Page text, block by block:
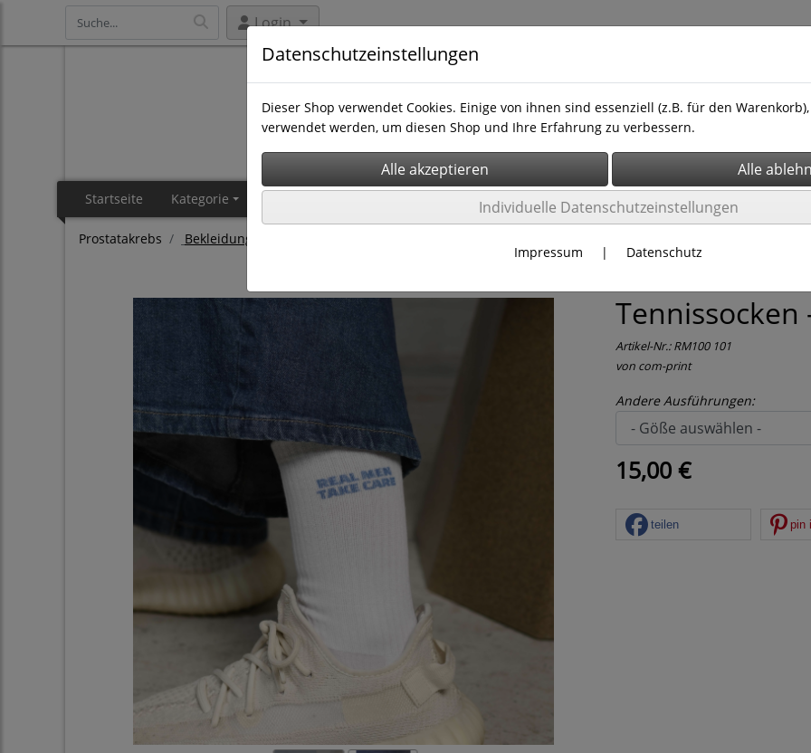
Login
Startseite Kategorie Über uns Hilfe & Kontakt
Prostatakrebs Bekleidung Blue
Tennissocken
Artikel-Nr.:RM100 101
von com-print
Andere Ausführungen:
15,00 €
teilen pin
Datenschutzeinstellungen
Dieser Shop verwendet Cookies. Einige von ihnen sind essenziell (z.B. für den
verwendet werden, um diesen Shop und Ihre Erfahrung zu verbessern.
Individuelle Datenschutzeinstellungen
Impressum | Datenschutz